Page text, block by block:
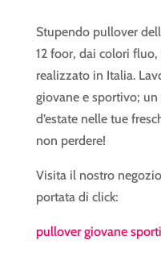
Stupendo pullover
12 foor, dai colori
realizzato in Italia.
giovane e sportivo;
d’estate nelle tue
non perdere!
Visita il nostro
portata di click:
pullover giovane